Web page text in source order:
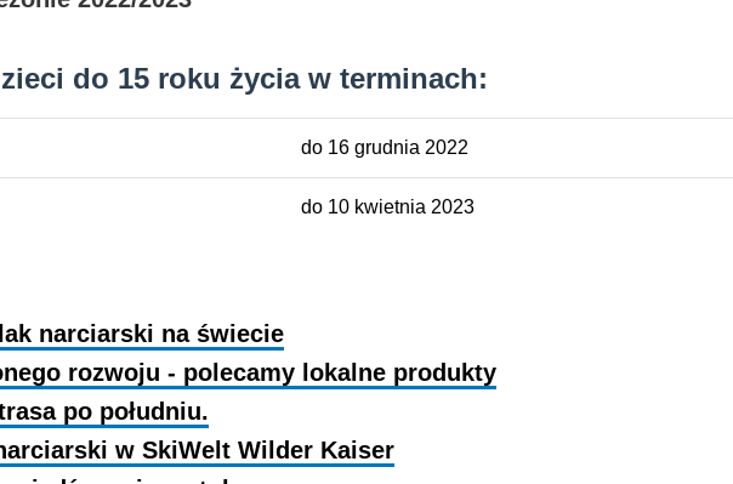
do 15 roku życia w terminach:
do 16 grudnia 2022
do 10 kwietnia 2023
narciarski na świecie
rozwoju - polecamy lokalne produkty
po południu.
w SkiWelt Wilder Kaiser